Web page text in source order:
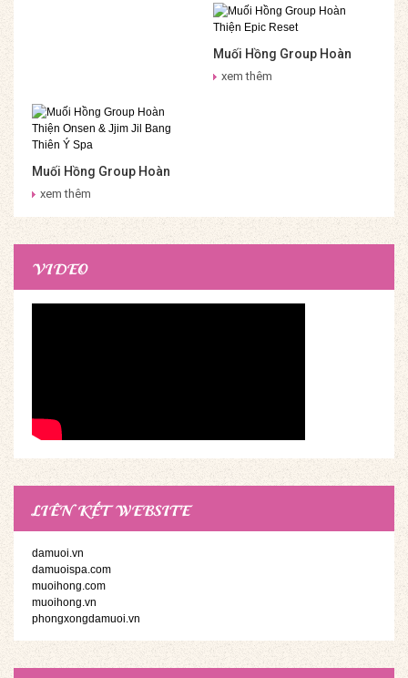
Muối Hồng Group Hoàn
Thiện Epic Reset
xem thêm
Muối Hồng Group Hoàn
Thiện Onsen & Jjim Jil
xem thêm
VIDEO
LIÊN KẾT WEBSITE
damuoi.vn
damuoispa.com
muoihong.com
muoihong.vn
phongxongdamuoi.vn